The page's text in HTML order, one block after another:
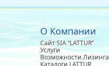
О Компании
Сайт SIA “LATTUR”
Услуги
Возможности Лизинга
Каталоги LATTUR